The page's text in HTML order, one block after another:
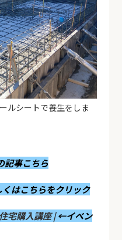
ルシートで養生をしま
記事こちら
はこちらをクリック
宅購入講座 |←イベン